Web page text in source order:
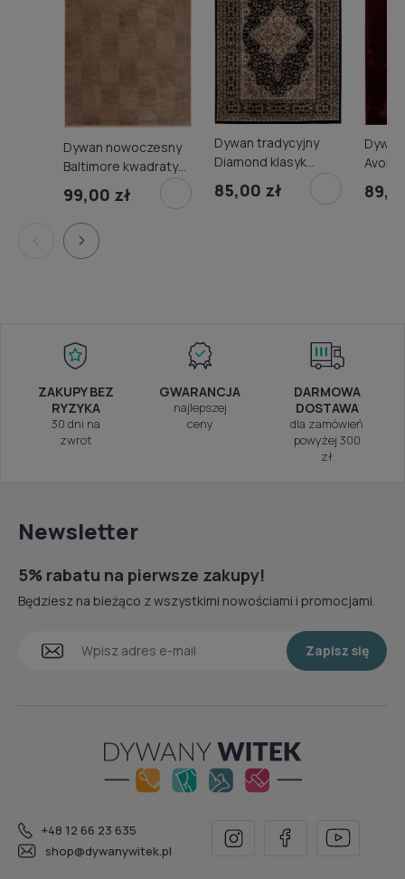
Dywan nowoczesny
Baltimore kwadraty
99,00 zł
Dywan tradycyjny
Diamond klasyk
czarny
85,00 zł
Avola
ZAKUPY BEZ
RYZYKA
30 dni na
zwrot
GWARANCJA
najlepszej
ceny
DARMOWA
DOSTAWA
dla zamówień
powyżej 300
zł
Newsletter
5% rabatu na pierwsze zakupy!
Będziesz na bieżąco z wszystkimi nowościami i promocjami.
Zapisz się
+48 12 66 23 635
shop@dywanywitek.pl